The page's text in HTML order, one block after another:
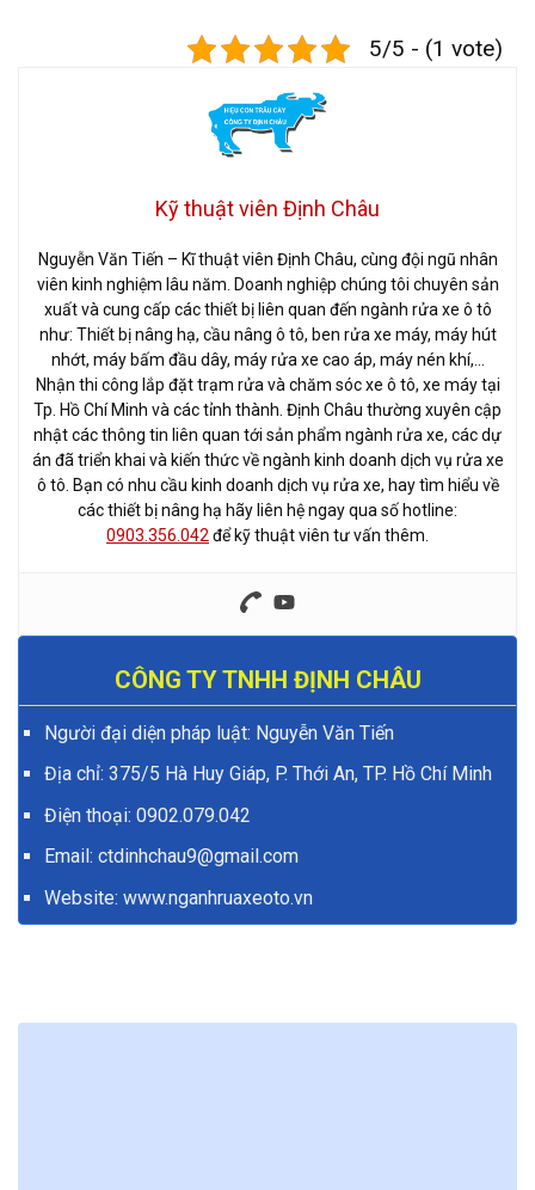
5/5 - (1 vote)
Kỹ thuật viên Định Châu
Nguyễn Văn Tiến – Kĩ thuật viên Định Châu, cùng đội ngũ nhân
viên kinh nghiệm lâu năm. Doanh nghiệp chúng tôi chuyên sản
xuất và cung cấp các thiết bị liên quan đến ngành rửa xe ô tô
như: Thiết bị nâng hạ, cầu nâng ô tô, ben rửa xe máy, máy hút
nhớt, máy bấm đầu dây, máy rửa xe cao áp, máy nén khí,…
Nhận thi công lắp đặt trạm rửa và chăm sóc xe ô tô, xe máy tại
Tp. Hồ Chí Minh và các tỉnh thành. Định Châu thường xuyên cập
nhật các thông tin liên quan tới sản phẩm ngành rửa xe, các dự
án đã triển khai và kiến thức về ngành kinh doanh dịch vụ rửa xe
ô tô. Bạn có nhu cầu kinh doanh dịch vụ rửa xe, hay tìm hiểu về
các thiết bị nâng hạ hãy liên hệ ngay qua số hotline:
0903.356.042 để kỹ thuật viên tư vấn thêm.
CÔNG TY TNHH ĐỊNH CHÂU
Người đại diện pháp luật: Nguyễn Văn Tiến
Địa chỉ: 375/5 Hà Huy Giáp, P. Thới An, TP. Hồ Chí Minh
Điện thoại: 0902.079.042
Email: ctdinhchau9@gmail.com
Website: www.nganhruaxeoto.vn